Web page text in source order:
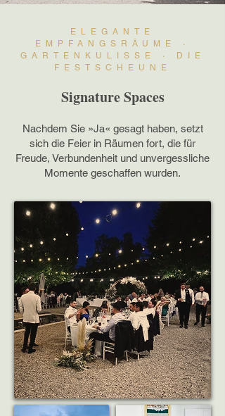
ELEGANTE
EMPFANGSRÄUME ·
GARTENKULISSE · DIE
FESTSCHEUNE
Signature Spaces
Nachdem Sie »Ja« gesagt haben, setzt
sich die Feier in Räumen fort, die für
Freude, Verbundenheit und unvergessliche
Momente geschaffen wurden.